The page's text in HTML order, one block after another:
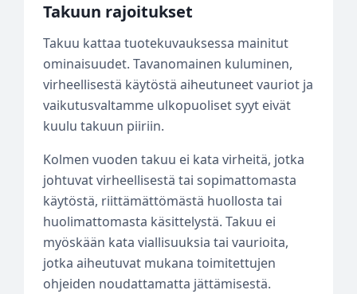
Takuun rajoitukset
Takuu kattaa tuotekuvauksessa mainitut
ominaisuudet. Tavanomainen kuluminen,
virheellisestä käytöstä aiheutuneet vauriot ja
vaikutusvaltamme ulkopuoliset syyt eivät
kuulu takuun piiriin.
Kolmen vuoden takuu ei kata virheitä, jotka
johtuvat virheellisestä tai sopimattomasta
käytöstä, riittämättömästä huollosta tai
huolimattomasta käsittelystä. Takuu ei
myöskään kata viallisuuksia tai vaurioita,
jotka aiheutuvat mukana toimitettujen
ohjeiden noudattamatta jättämisestä.